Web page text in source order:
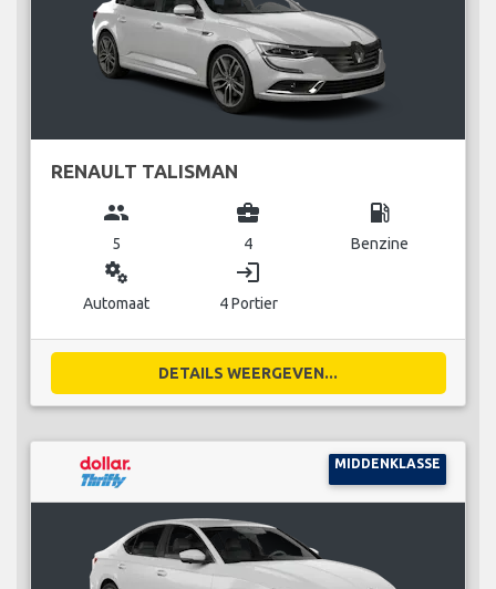
RENAULT TALISMAN
group
5
business_center
4
local_gas_station
Benzine
miscellaneous_services
Automaat
login
4 Portier
DETAILS WEERGEVEN...
MIDDENKLASSE